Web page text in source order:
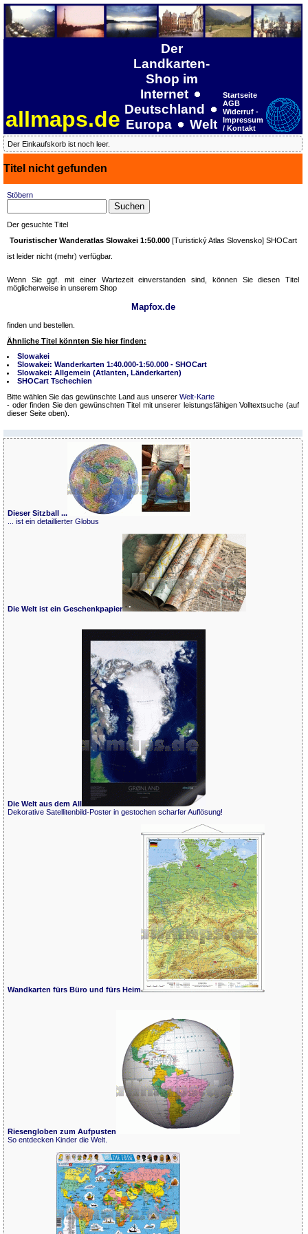
allmaps.de
Der
Landkarten-
Shop im
Internet
Deutschland
Europa
Welt
Startseite
AGB
Widerruf -
Impressum
/ Kontakt
Der Einkaufskorb ist noch leer.
Titel nicht gefunden
Stöbern
Der gesuchte Titel
Touristischer Wanderatlas Slowakei 1:50.000[Turistický Atlas Slovensko] SHOCart
ist leider nicht (mehr) verfügbar.
Wenn Sie ggf. mit einer Wartezeit einverstanden sind, können Sie diesen Titel
möglicherweise in unserem Shop
Mapfox.de
finden und bestellen.
Ähnliche Titel könnten Sie hier finden:
Slowakei
Slowakei: Wanderkarten 1:40.000-1:50.000 - SHOCart
Slowakei: Allgemein (Atlanten, Länderkarten)
SHOCart Tschechien
Bitte wählen Sie das gewünschte Land aus unserer Welt-Karte
- oder finden Sie den gewünschten Titel mit unserer leistungsfähigen Volltextsuche (auf
dieser Seite oben).
Dieser Sitzball ...
... ist ein detaillierter Globus
Die Welt ist ein Geschenkpapier
Die Welt aus dem All
Dekorative Satellitenbild-Poster in gestochen scharfer Auflösung!
Wandkarten fürs Büro und fürs Heim
Riesengloben zum Aufpusten
So entdecken Kinder die Welt.